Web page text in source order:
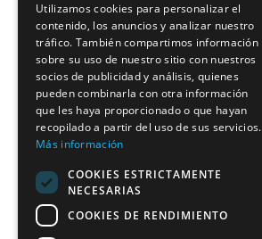
Utilizamos cookies para personalizar el
contenido, los anuncios y analizar nuestro
tráfico. También compartimos información
sobre su uso de nuestro sitio con nuestros
socios de publicidad y análisis, quienes
pueden combinarla con otra información
que les haya proporcionado o que hayan
recopilado a partir del uso de sus servicios.
Más información
COOKIES ESTRICTAMENTE
NECESARIAS
COOKIES DE RENDIMIENTO